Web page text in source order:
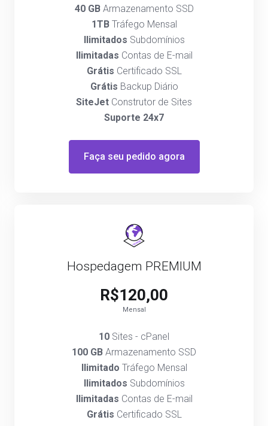
40 GBArmazenamento SSD
1TBTráfego Mensal
Ilimitados Subdomínios
Ilimitadas Contas de E-mail
Grátis Certificado SSL
Grátis Backup Diário
SiteJet Construtor de Sites
Suporte 24x7
Faça seu pedido agora
Hospedagem PREMIUM
R$120,00
Mensal
10 Sites - cPanel
100 GB Armazenamento SSD
Ilimitado Tráfego Mensal
Ilimitados Subdomínios
Ilimitadas Contas de E-mail
Grátis Certificado SSL